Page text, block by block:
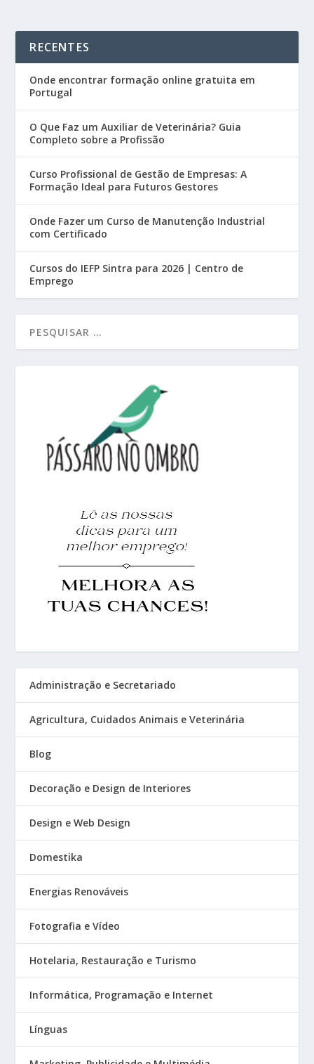
RECENTES
Onde encontrar formação online gratuita em
Portugal
O Que Faz um Auxiliar de Veterinária? Guia
Completo sobre a Profissão
Curso Profissional de Gestão de Empresas: A
Formação Ideal para Futuros Gestores
Onde Fazer um Curso de Manutenção Industrial
com Certificado
Cursos do IEFP Sintra para 2026 | Centro de
Emprego
Administração e Secretariado
Agricultura, Cuidados Animais e Veterinária
Blog
Decoração e Design de Interiores
Design e Web Design
Domestika
Energias Renováveis
Fotografia e Vídeo
Hotelaria, Restauração e Turismo
Informática, Programação e Internet
Línguas